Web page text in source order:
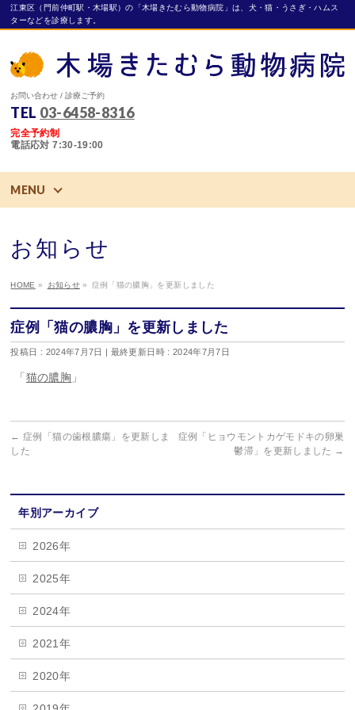
江東区（門前仲町駅・木場駅）の「木場きたむら動物病院」は、犬・猫・うさぎ・ハムス
ターなどを診療します。
お問い合わせ / 診療ご予約
TEL 03-6458-8316
完全予約制
電話応対 7:30-19:00
MENU
お知らせ
HOME » お知らせ» 症例「猫の膿胸」を更新しました
症例「猫の膿胸」を更新しました
投稿日 : 2024年7月7日 最終更新日時 : 2024年7月7日
「 猫の膿胸 」
← 症例「猫の歯根膿瘍」を更新しま
した
症例「ヒョウモントカゲモドキの卵巣
鬱滞」を更新しました →
年別アーカイブ
2026年
2025年
2024年
2021年
2020年